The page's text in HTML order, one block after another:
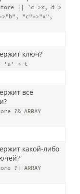
|| 'c=>x, d=>
"c"=>"x",
ключ?
'a' → t
все
?& ARRAY
какой-либо
?| ARRAY